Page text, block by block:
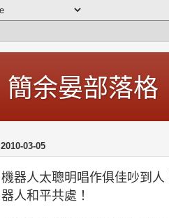
簡余晏部落格
2010-03-05
機器人太聰明唱作俱佳吵到
器人和平共處！